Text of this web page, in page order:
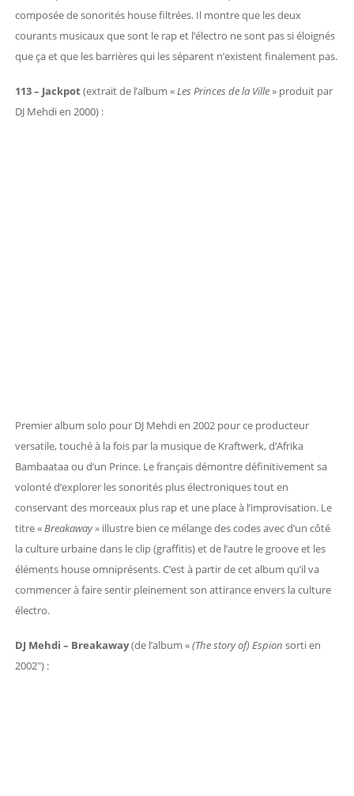
composée de sonorités house filtrées. Il montre que les deux
courants musicaux que sont le rap et l’électro ne sont pas si éloignés
que ça et que les barrières qui les séparent n’existent finalement pas.
113 – Jackpot(extrait de l’album «Les Princes de la Ville» produit par
DJ Mehdi en 2000) :
Premier album solo pour DJ Mehdi en 2002 pour ce producteur
versatile, touché à la fois par la musique de Kraftwerk, d’Afrika
Bambaataa ou d’un Prince. Le français démontre définitivement sa
volonté d’explorer les sonorités plus électroniques tout en
conservant des morceaux plus rap et une place à l’improvisation. Le
titre «Breakaway »illustre bien ce mélange des codes avec d’un côté
la culture urbaine dans le clip (graffitis) et de l’autre le groove et les
éléments house omniprésents. C’est à partir de cet album qu’il va
commencer à faire sentir pleinement son attirance envers la culture
électro.
DJ Mehdi – Breakaway(de l’album «(The story of) Espion sorti en
2002″) :